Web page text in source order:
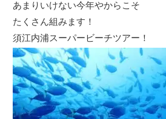
あまりいけない今年やからこそ
たくさん組みます！
須江内浦スーパービーチツアー！